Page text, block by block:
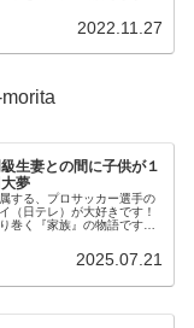
2022.11.27
生妻との間に子供が１
夢
する、プロサッカー選手の
（日テレ）が大好きです！
巻く『家族』の物語です。
2025.07.21